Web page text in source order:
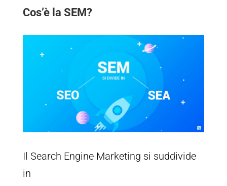
Cos’è la SEM?
Il Search Engine Marketing si suddivide
in